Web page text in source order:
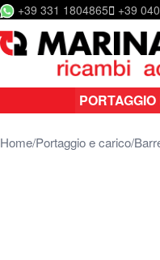
Salta al contenuto
+39 331 1804865 +39
Home Portaggio e carico